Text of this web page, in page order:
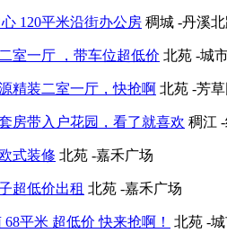
120平米沿街办公房 稠城 -丹溪
室一厅 ，带车位超低价 北苑 -城
精装二室一厅，快抢啊 北苑 -芳草
房带入户花园，看了就喜欢 稠江
式装修 北苑 -嘉禾广场
超低价出租 北苑 -嘉禾广场
平米 超低价 快来抢啊！ 北苑 -